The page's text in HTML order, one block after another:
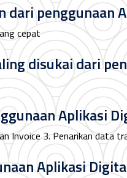
dari penggunaan
cepat
disukai dari
Aplikasi
Invoice 3. Penarikan data
Aplikasi